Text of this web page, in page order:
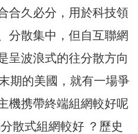
合久必分，用於科技領
分散集中，但自互聯網
呈波浪式的往分散方向
期的美國，就有一場爭
機携帶終端組網較好呢
散式組網較好 ？歷史